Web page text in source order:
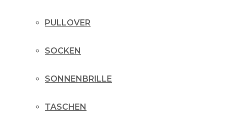
PULLOVER
SOCKEN
SONNENBRILLE
TASCHEN